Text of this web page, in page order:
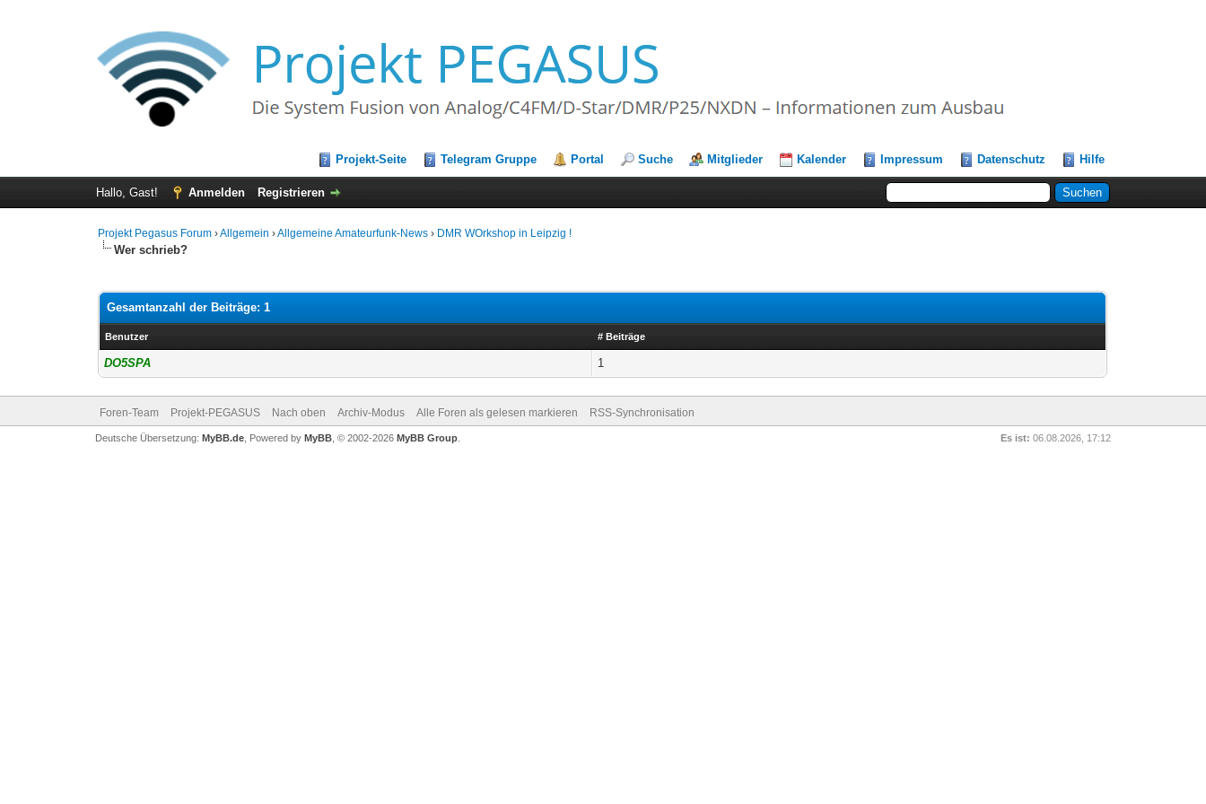
Projekt-Seite Telegram Gruppe Portal Suche Mitglieder Kalender Impressum Datenschutz Hilfe
Hallo, Gast! Anmelden Registrieren
Projekt Pegasus Forum ›Allgemein›Allgemeine Amateurfunk-News › DMR WOrkshop in Leipzig !
Wer schrieb?
Gesamtanzahl der Beiträge: 1
Benutzer # Beiträge
DO5SPA 1
Foren-Team Projekt-PEGASUS Nach oben Archiv-Modus Alle Foren als gelesen markieren RSS-Synchronisation
Es ist: 06.08.2026, 17:12
Deutsche Übersetzung: MyBB.de, Powered by MyBB, © 2002-2026 MyBB Group.